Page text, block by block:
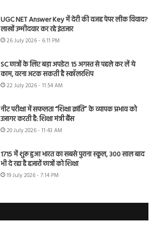
UGC NET Answer Key में देरी की वजह पेपर लीक विवाद?
लाखों उम्मीदवार कर रहे इंतजार
26 July 2026 - 6:11 PM
SC छात्रों के लिए बड़ा अपडेट! 15 अगस्त से पहले कर लें ये
काम, वरना अटक सकती है स्कॉलरशिप
22 July 2026 - 11:54 AM
नीट परीक्षा में सफलता “शिक्षा क्रांति” के व्यापक प्रभाव को
उजागर करती है: शिक्षा मंत्री बैंस
20 July 2026 - 11:43 AM
1715 में शुरू हुआ भारत का सबसे पुराना स्कूल, 300 साल बाद
भी दे रहा है हजारों छात्रों को शिक्षा
19 July 2026 - 7:14 PM